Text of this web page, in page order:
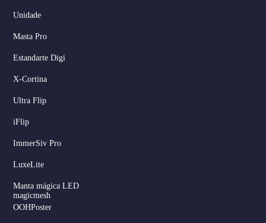
Unidade
Masta Pro
Estandarte Digi
X-Cortina
Ultra Flip
iFlip
ImmerSiv Pro
LuxeLite
Manta mágica LED
magicmesh
OOHPoster